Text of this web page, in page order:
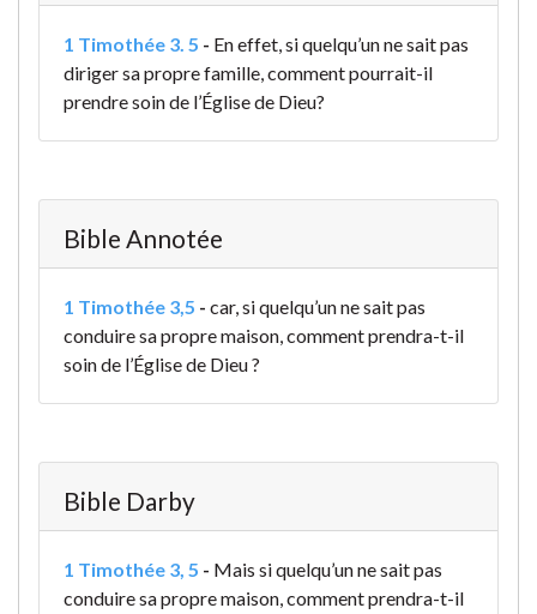
1 Timothée 3. 5 - En effet, si quelqu’un ne sait pas
diriger sa propre famille, comment pourrait-il
prendre soin de l’Église de Dieu?
Bible Annotée
1 Timothée 3,5 - car, si quelqu’un ne sait pas
conduire sa propre maison, comment prendra-t-il
soin de l’Église de Dieu ?
Bible Darby
1 Timothée 3, 5 - Mais si quelqu’un ne sait pas
conduire sa propre maison, comment prendra-t-il